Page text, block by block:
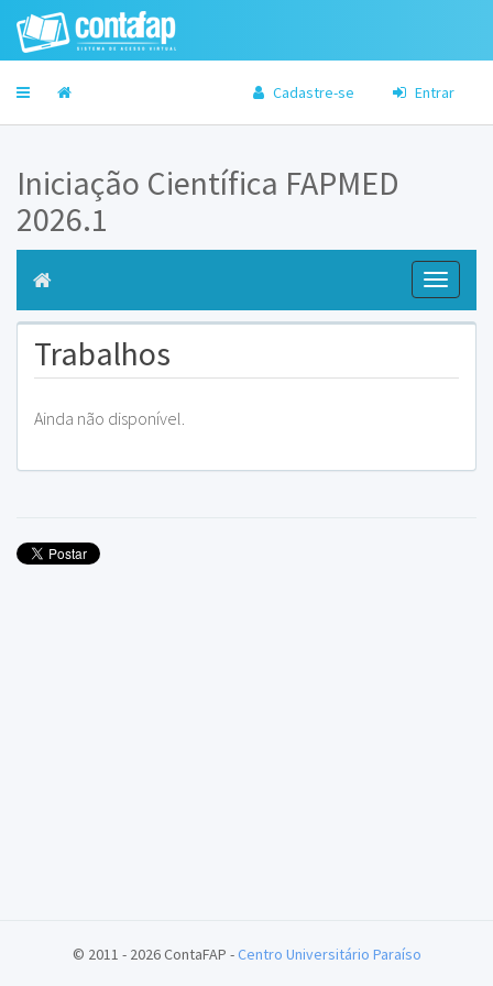
Cadastre-se Entrar
Iniciação Científica FAPMED
2026.1
Toggle
Trabalhos
Ainda não disponível.
© 2011 - 2026 ContaFAP -Centro Universitário Paraíso